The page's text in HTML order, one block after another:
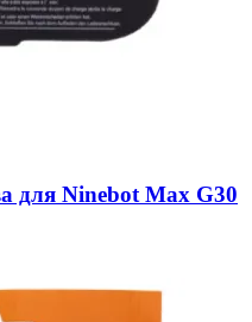
для Ninebot Max G30